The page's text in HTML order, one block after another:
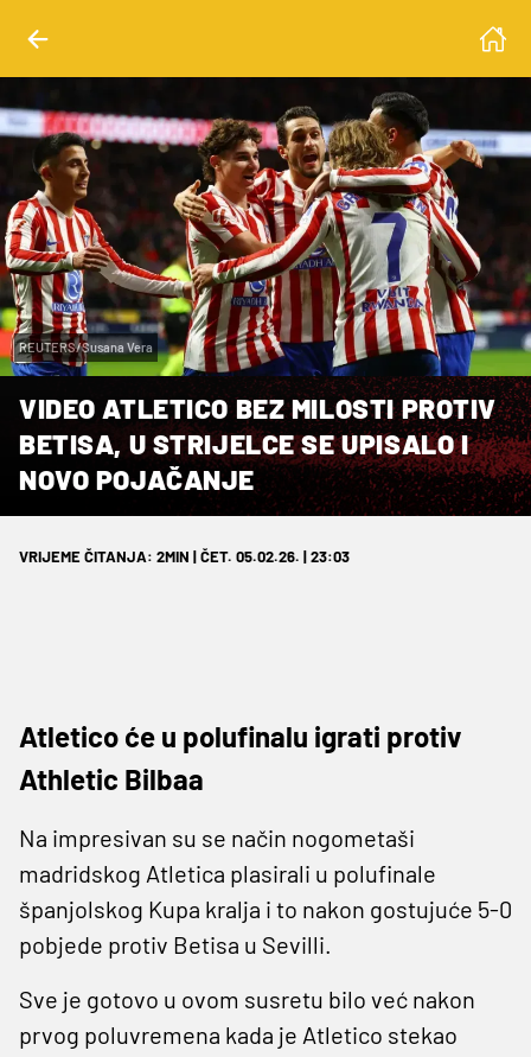
REUTERS/Susana Vera
VIDEO ATLETICO BEZ MILOSTI PROTIV
BETISA, U STRIJELCE SE UPISALO I
NOVO POJAČANJE
VRIJEME ČITANJA: 2MIN | ČET. 05.02.26. | 23:03
Atletico će u polufinalu igrati protiv
Athletic Bilbaa
Na impresivan su se način nogometaši
madridskog Atletica plasirali u polufinale
španjolskog Kupa kralja i to nakon gostujuće 5-0
pobjede protiv Betisa u Sevilli.
Sve je gotovo u ovom susretu bilo već nakon
prvog poluvremena kada je Atletico stekao